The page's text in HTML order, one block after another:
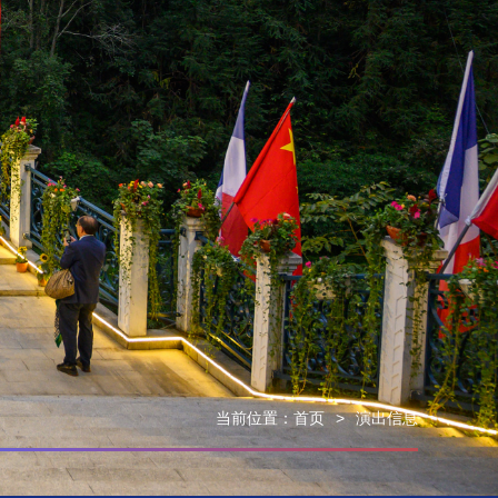
当前位置： 首页 > 演出信息